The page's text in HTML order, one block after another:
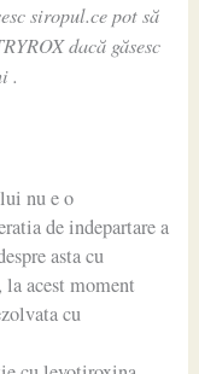
siropul.ce pot să
dacă găsesc
.
nu e o
de indepartare a
asta cu
acest moment
cu